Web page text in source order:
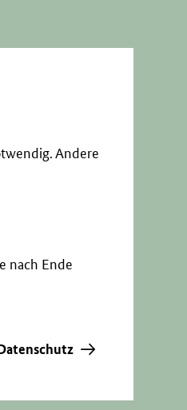
Andere
nach Ende